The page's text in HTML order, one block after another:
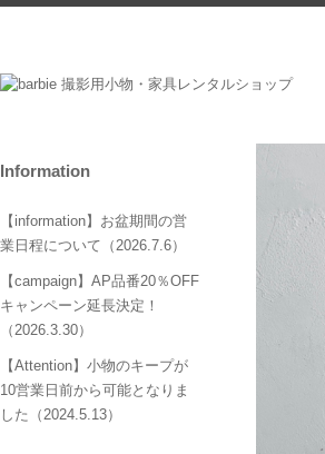
Information
【information】お盆期間の営
業日程について（2026.7.6）
【campaign】AP品番20％OFF
キャンペーン延長決定！
（2026.3.30）
【Attention】小物のキープが
10営業日前から可能となりま
した（2024.5.13）